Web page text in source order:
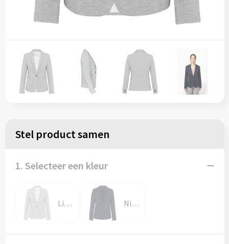
Stel product samen
1. Selecteer een kleur
Light grey heather Night Navy Heather